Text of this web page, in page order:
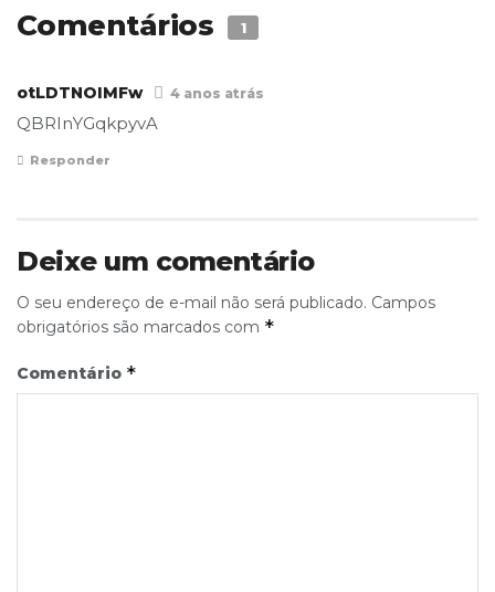
Comentários 1
otLDTNOIMFw 4 anos atrás
QBRInYGqkpyvA
Responder
Deixe um comentário
O seu endereço de e-mail não será publicado. Campos
obrigatórios são marcados com *
Comentário *